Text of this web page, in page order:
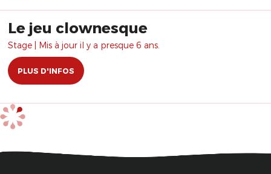
Le jeu clownesque
Stage | Mis à jour il y a presque 6 ans.
PLUS D'INFOS